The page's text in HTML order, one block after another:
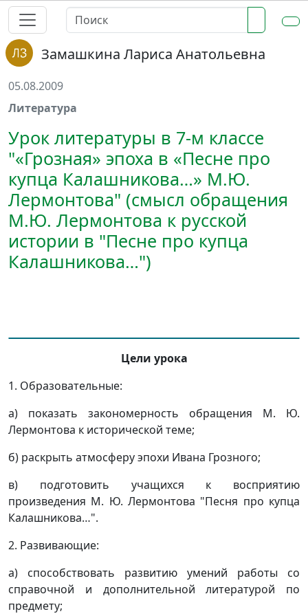
Замашкина Лариса Анатольевна
05.08.2009
Литература
Урок литературы в 7-м классе
"«Грозная» эпоха в «Песне про
купца Калашникова…» М.Ю.
Лермонтова" (смысл обращения
М.Ю. Лермонтова к русской
истории в "Песне про купца
Калашникова…")
Цели урока
1. Образовательные:
а) показать закономерность обращения М. Ю.
Лермонтова к исторической теме;
б) раскрыть атмосферу эпохи Ивана Грозного;
в) подготовить учащихся к восприятию
произведения М. Ю. Лермонтова "Песня про купца
Калашникова…".
2. Развивающие:
а) способствовать развитию умений работы со
справочной и дополнительной литературой по
предмету;